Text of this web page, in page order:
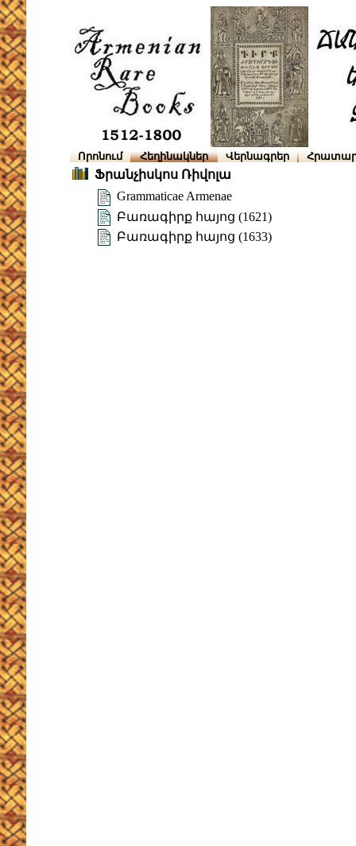
Որոնում Հեղինակներ Վերնագրեր
Ֆրանչիսկոս Ռիվոլա
Grammaticae Armenae
Բառագիրք հայոց (1621)
Բառագիրք հայոց (1633)